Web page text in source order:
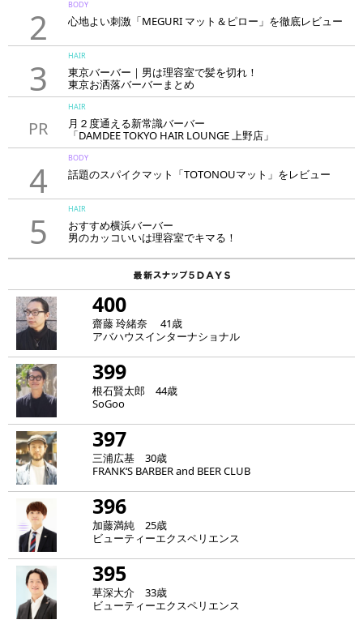
2
BODY
心地よい刺激「MEGURI マット＆ピロー」を徹底レビュー
3
HAIR
東京バーバー｜男は理容室で髪を切れ！
東京お洒落バーバーまとめ
PR
HAIR
月２度通える新常識バーバー
「DAMDEE TOKYO HAIR LOUNGE 上野店」
4
BODY
話題のスパイクマット「TOTONOUマット」をレビュー
5
HAIR
おすすめ横浜バーバー
男のカッコいいは理容室でキマる！
400
齋藤 玲緒奈 41歳
アバハウスインターナショナル
399
根石賢太郎 44歳
SoGoo
397
三浦広基 30歳
FRANK‘S BARBER and BEER CLUB
396
加藤満純 25歳
ビューティーエクスペリエンス
395
草深大介 33歳
ビューティーエクスペリエンス